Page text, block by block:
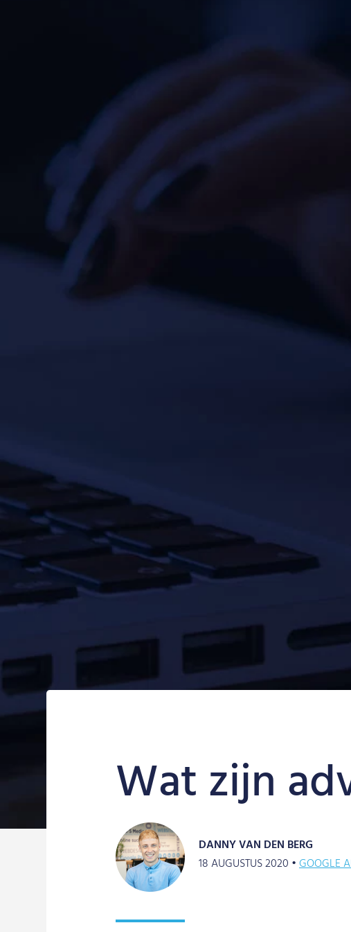
Wat zijn
DANNY VAN DEN BERG
18 AUGUSTUS 2020 •GOOGLE